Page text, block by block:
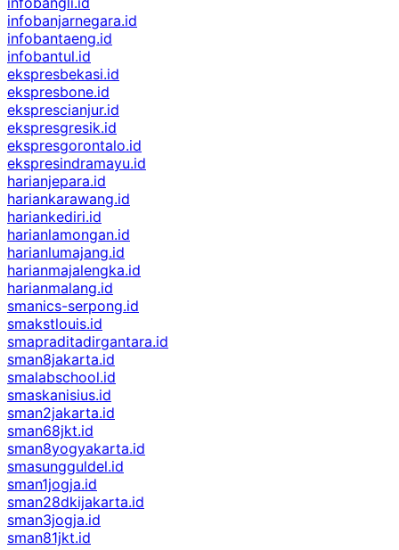
infobanjarnegara.id
infobantaeng.id
infobantul.id
ekspresbekasi.id
ekspresbone.id
eksprescianjur.id
ekspresgresik.id
ekspresgorontalo.id
ekspresindramayu.id
harianjepara.id
hariankarawang.id
hariankediri.id
harianlamongan.id
harianlumajang.id
harianmajalengka.id
harianmalang.id
smanics-serpong.id
smakstlouis.id
smapraditadirgantara.id
sman8jakarta.id
smalabschool.id
smaskanisius.id
sman2jakarta.id
sman68jkt.id
sman8yogyakarta.id
smasungguldel.id
sman1jogja.id
sman28dkijakarta.id
sman3jogja.id
sman81jkt.id